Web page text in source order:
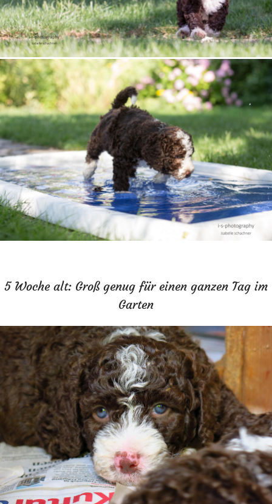
5 Woche alt: Groß genug für einen ganzen Tag im
Garten